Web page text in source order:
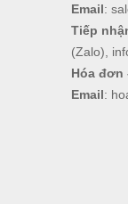
Email:
Tiếp
(Zalo),
Hóa đơn
Email: